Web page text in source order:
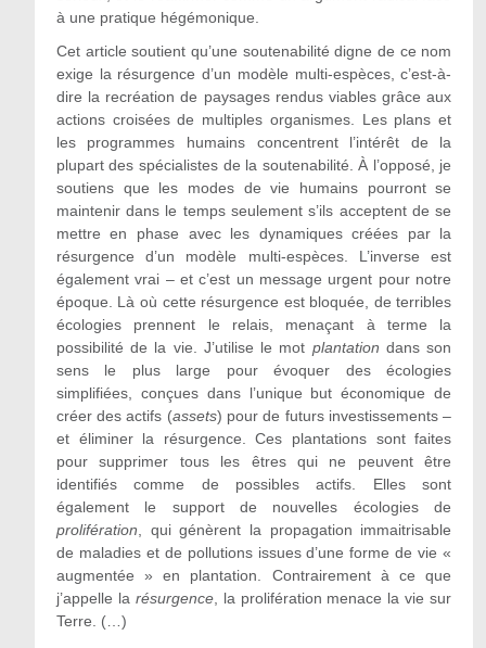
à une pratique hégémonique.
Cet article soutient qu’une soutenabilité digne de ce nom
exige la résurgence d’un modèle multi-espèces, c’est-à-
dire la recréation de paysages rendus viables grâce aux
actions croisées de multiples organismes. Les plans et
les programmes humains concentrent l’intérêt de la
plupart des spécialistes de la soutenabilité. À l’opposé, je
soutiens que les modes de vie humains pourront se
maintenir dans le temps seulement s’ils acceptent de se
mettre en phase avec les dynamiques créées par la
résurgence d’un modèle multi-espèces. L’inverse est
également vrai – et c’est un message urgent pour notre
époque. Là où cette résurgence est bloquée, de terribles
écologies prennent le relais, menaçant à terme la
possibilité de la vie. J’utilise le mot plantation dans son
sens le plus large pour évoquer des écologies
simplifiées, conçues dans l’unique but économique de
créer des actifs (assets) pour de futurs investissements –
et éliminer la résurgence. Ces plantations sont faites
pour supprimer tous les êtres qui ne peuvent être
identifiés comme de possibles actifs. Elles sont
également le support de nouvelles écologies de
prolifération , qui génèrent la propagation immaitrisable
de maladies et de pollutions issues d’une forme de vie «
augmentée » en plantation. Contrairement à ce que
j’appelle la résurgence, la prolifération menace la vie sur
Terre. (…)